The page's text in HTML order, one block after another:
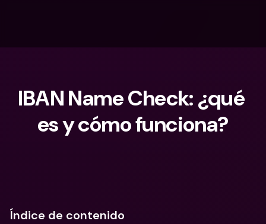
IBAN Name Check: ¿qué
es y cómo funciona?
Índice de contenido